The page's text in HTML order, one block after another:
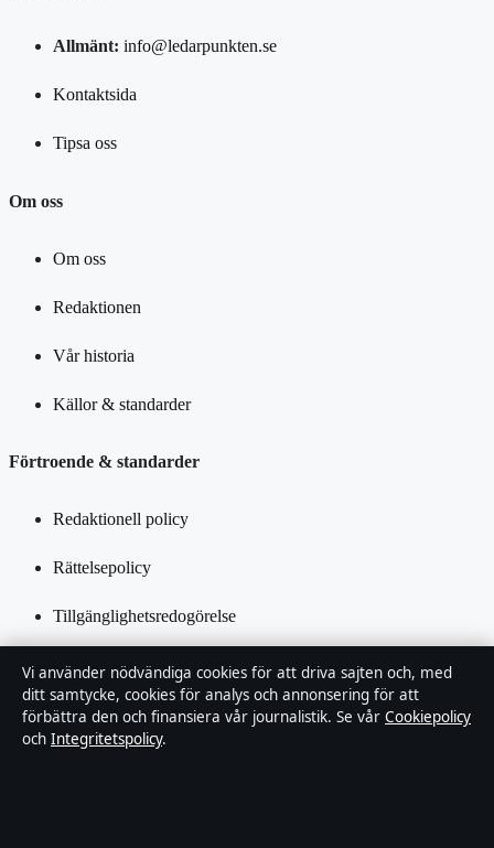
Allmänt: info@ledarpunkten.se
Kontaktsida
Tipsa oss
Om oss
Om oss
Redaktionen
Vår historia
Källor & standarder
Förtroende & standarder
Redaktionell policy
Rättelsepolicy
Tillgänglighetsredogörelse
Integritetspolicy
Kändisar & integritet
Vi använder nödvändiga cookies för att driva sajten och, med
ditt samtycke, cookies för analys och annonsering för att
förbättra den och finansiera vår journalistik. Se vår Cookiepolicy
och Integritetspolicy.